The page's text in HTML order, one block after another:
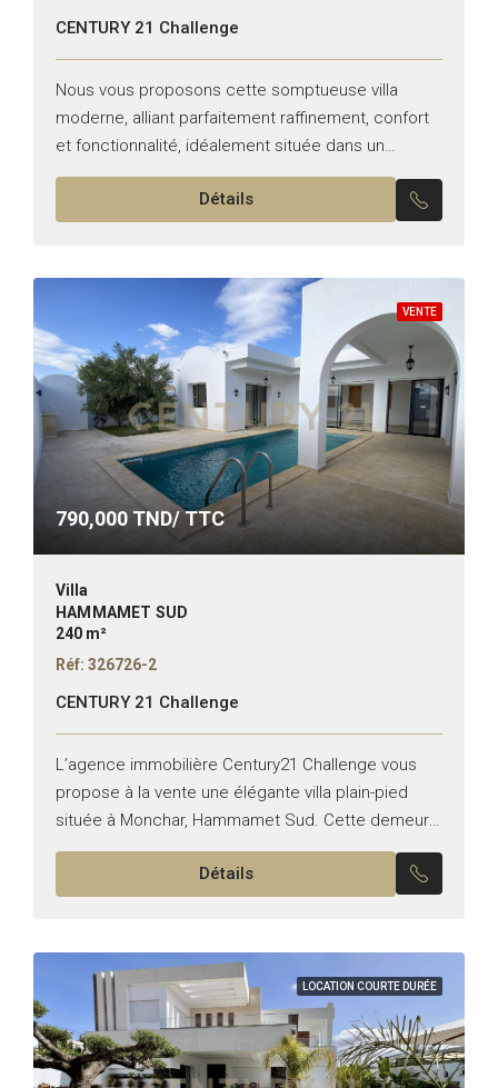
CENTURY 21 Challenge
Nous vous proposons cette somptueuse villa
moderne, alliant parfaitement raffinement, confort
et fonctionnalité, idéalement située dans un
quartier calme, à seulement 6 km de Yasmine
Hammamet Édifiée sur deux niveaux, cette
Détails
VENTE
790,000 TND/ TTC
Villa
HAMMAMET SUD
240 m²
Réf: 326726-2
CENTURY 21 Challenge
L’agence immobilière Century21 Challenge vous
propose à la vente une élégante villa plain-pied
située à Monchar, Hammamet Sud. Cette demeure
de 240 m² bâtie sur un terrain de 500 m² séduit
Détails
LOCATION COURTE DURÉE